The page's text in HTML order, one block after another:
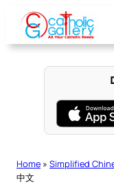
content
Home » Simplified
中文